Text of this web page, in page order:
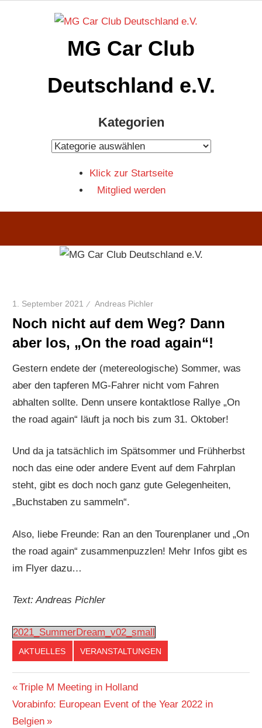
MG Car Club
Deutschland e.V.
Kategorien
Kategorien
Klick zur Startseite
Mitglied werden
1. September 2021 Andreas Pichler
Noch nicht auf dem Weg? Dann
aber los, „On the road again“!
Gestern endete der (metereologische) Sommer, was
aber den tapferen MG-Fahrer nicht vom Fahren
abhalten sollte. Denn unsere kontaktlose Rallye „On
the road again“ läuft ja noch bis zum 31. Oktober!
Und da ja tatsächlich im Spätsommer und Frühherbst
noch das eine oder andere Event auf dem Fahrplan
steht, gibt es doch noch ganz gute Gelegenheiten,
„Buchstaben zu sammeln“.
Also, liebe Freunde: Ran an den Tourenplaner und „On
the road again“ zusammenpuzzlen! Mehr Infos gibt es
im Flyer dazu…
Text: Andreas Pichler
2021_SummerDream_v02_small
AKTUELLES VERANSTALTUNGEN
Beitragsnavigation
Vorheriger
Beitrag:
Triple M Meeting in Holland
Nächster
Beitrag:
Vorabinfo: European Event of the Year 2022 in
Belgien